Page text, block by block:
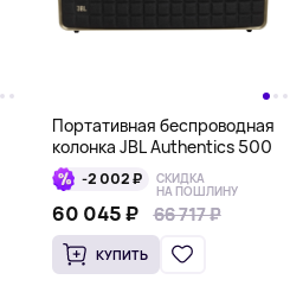
Портативная беспроводная
колонка JBL Authentics 500
-2 002 ₽ СКИДКА
НА ПОШЛИНУ
66 717 ₽
60 045 ₽ 66 717 ₽
КУПИТЬ